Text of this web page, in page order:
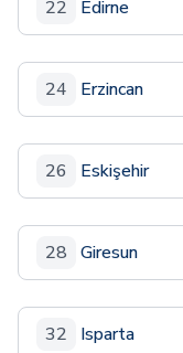
22 Edirne
24 Erzincan
26 Eskişehir
28 Giresun
32 Isparta